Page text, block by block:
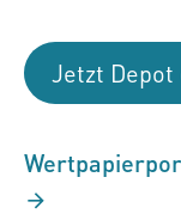
Jetzt Depot